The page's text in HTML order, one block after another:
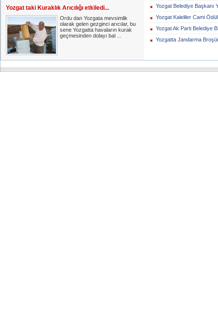
Yozgat taki Kuraklık Arıcılığı etkiledi...
Ordu dan Yozgata mevsimlik
olarak gelen gezginci arıcılar, bu
sene Yozgatta havaların kurak
geçmesinden dolayı bal ...
Yozgat Belediye Başkanı
Yozgat Kaleliler Cami
Yozgat Ak Parti Belediye
Yozgatta Jandarma